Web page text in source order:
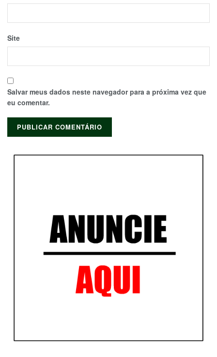
Site
Salvar meus dados neste navegador para a próxima vez que
eu comentar.